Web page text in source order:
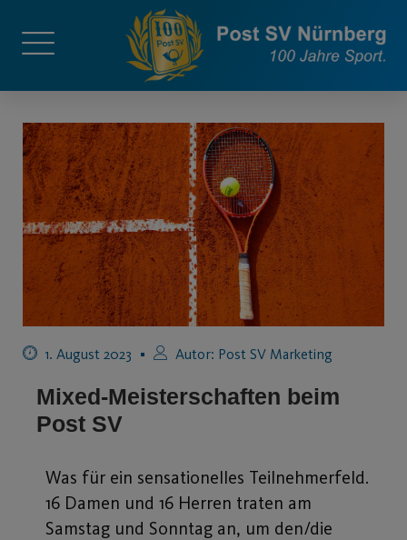
1. August 2023 Autor: Post SV Marketing
Mixed-Meisterschaften beim
Post SV
Was für ein sensationelles Teilnehmerfeld.
16 Damen und 16 Herren traten am
Samstag und Sonntag an, um den/die